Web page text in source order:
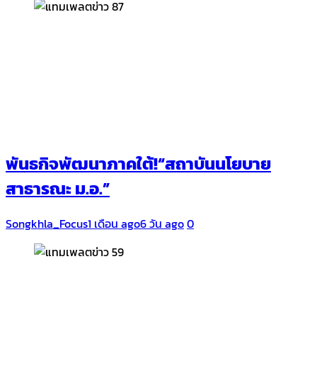
พันธกิจพัฒนาภาคใต้!“สถาบันนโยบาย
สาธารณะ ม.อ.”
Songkhla_Focus1 เดือน ago6 วัน ago0